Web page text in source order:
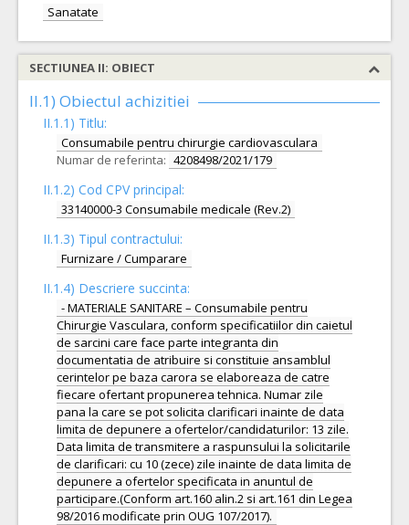
Sanatate
SECTIUNEA II: OBIECT
II.1) Obiectul achizitiei
II.1.1) Titlu:
Consumabile pentru chirurgie cardiovasculara
Numar de referinta: 4208498/2021/179
II.1.2) Cod CPV principal:
33140000-3 Consumabile medicale (Rev.2)
II.1.3) Tipul contractului:
Furnizare / Cumparare
II.1.4) Descriere succinta:
- MATERIALE SANITARE – Consumabile pentru
Chirurgie Vasculara, conform specificatiilor din caietul
de sarcini care face parte integranta din
documentatia de atribuire si constituie ansamblul
cerintelor pe baza carora se elaboreaza de catre
fiecare ofertant propunerea tehnica. Numar zile
pana la care se pot solicita clarificari inainte de data
limita de depunere a ofertelor/candidaturilor: 13 zile.
Data limita de transmitere a raspunsului la solicitarile
de clarificari: cu 10 (zece) zile inainte de data limita de
depunere a ofertelor specificata in anuntul de
participare.(Conform art.160 alin.2 si art.161 din Legea
98/2016 modificate prin OUG 107/2017).